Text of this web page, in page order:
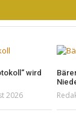
wird
2026